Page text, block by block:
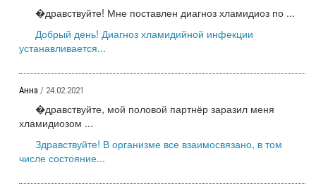
�дравствуйте! Мне поставлен диагноз хламидиоз по ...
Добрый день! Диагноз хламидийной инфекции
устанавливается...
Анна / 24.02.2021
�дравствуйте, мой половой партнёр заразил меня
хламидиозом ...
Здравствуйте! В организме все взаимосвязано, в том
числе состояние...